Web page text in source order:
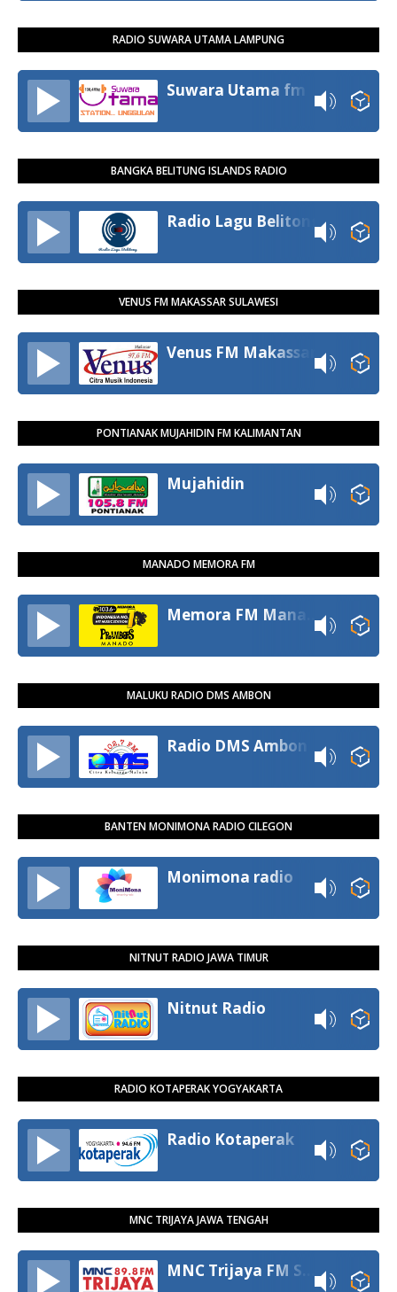
RADIO SUWARA UTAMA LAMPUNG
Suwara Utama fm
BANGKA BELITUNG ISLANDS RADIO
Radio Lagu Belitong
VENUS FM MAKASSAR SULAWESI
Venus FM Makassar
PONTIANAK MUJAHIDIN FM KALIMANTAN
Mujahidin
MANADO MEMORA FM
MALUKU RADIO DMS AMBON
Radio DMS Ambon
BANTEN MONIMONA RADIO CILEGON
Monimona radio
NITNUT RADIO JAWA TIMUR
Nitnut Radio
RADIO KOTAPERAK YOGYAKARTA
Radio Kotaperak
MNC TRIJAYA JAWA TENGAH